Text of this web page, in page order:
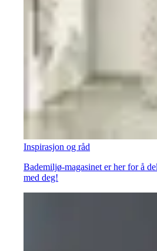
Inspirasjon og råd
Bademiljø-magasinet er her for å
med deg!